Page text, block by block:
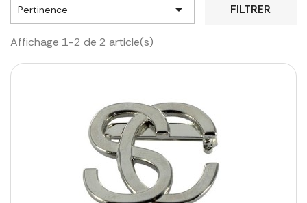
Pertinence  FILTRER
Affichage 1-2 de 2 article(s)